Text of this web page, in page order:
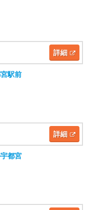
詳細
駅前
詳細
都宮